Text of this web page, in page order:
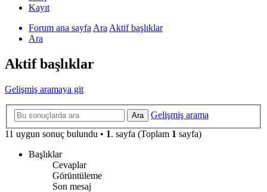
Kayıt
Forum ana sayfaAraAktif başlıklar
Ara
Aktif başlıklar
Gelişmiş aramaya git
Ara
Gelişmiş arama
11 uygun sonuç bulundu • 1. sayfa (Toplam 1 sayfa)
Başlıklar
Cevaplar
Görüntüleme
Son mesaj